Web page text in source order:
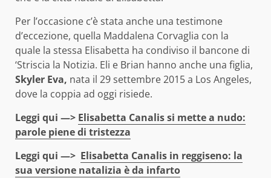
Per l’occasione c’è stata anche una testimone
d’eccezione, quella Maddalena Corvaglia con la
quale la stessa Elisabetta ha condiviso il bancone di
‘Striscia la Notizia. Eli e Brian hanno anche una figlia,
Skyler Eva, nata il 29 settembre 2015 a Los Angeles,
dove la coppia ad oggi risiede.
Leggi qui —> Elisabetta Canalis si mette a nudo:
parole piene di tristezza
Leggi qui —> Elisabetta Canalis in reggiseno: la
sua versione natalizia è da infarto